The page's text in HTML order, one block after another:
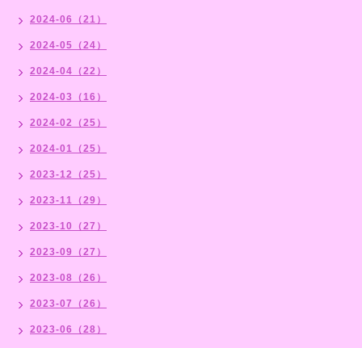
2024-06（21）
2024-05（24）
2024-04（22）
2024-03（16）
2024-02（25）
2024-01（25）
2023-12（25）
2023-11（29）
2023-10（27）
2023-09（27）
2023-08（26）
2023-07（26）
2023-06（28）